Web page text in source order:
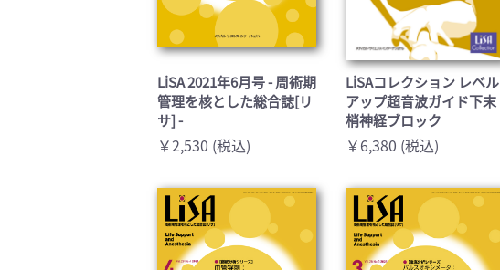
LiSA 2021年6月号 - 周術期
管理を核とした総合誌[リ
サ] -
￥2,530 (税込)
LiSAコレクション レベル
アップ超音波ガイド下末
梢神経ブロック
￥6,380 (税込)